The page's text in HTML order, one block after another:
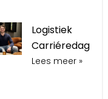
Logistiek
Carriéredag
Lees meer »